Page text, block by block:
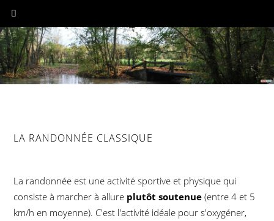
LA RANDONNÉE CLASSIQUE
La randonnée est une activité sportive et physique qui
consiste à marcher à allure plutôt soutenue (entre 4 et 5
km/h en moyenne). C'est l'activité idéale pour s'oxygéner,